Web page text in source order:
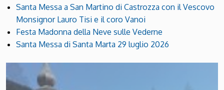
Santa Messa a San Martino di Castrozza con il Vescovo
Monsignor Lauro Tisi e il coro Vanoi
Festa Madonna della Neve sulle Vederne
Santa Messa di Santa Marta 29 luglio 2026